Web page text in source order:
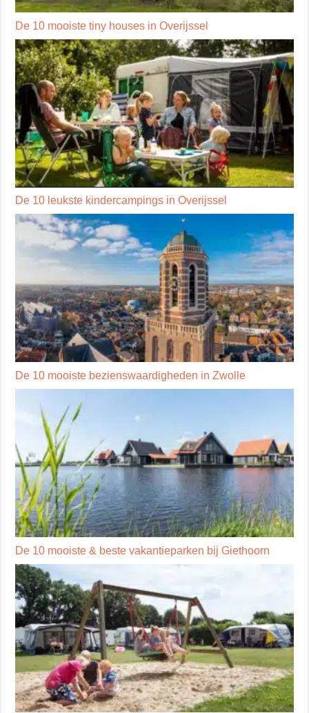
De 10 mooiste tiny houses in Overijssel
De 10 leukste kindercampings in Overijssel
De 10 mooiste bezienswaardigheden in Zwolle
De 10 mooiste & beste vakantieparken bij Giethoorn